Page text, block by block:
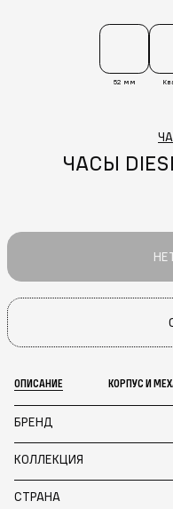
52 мм
ЧАСЫ
ОПИСАНИЕ КОРПУС И
БРЕНД
КОЛЛЕКЦИЯ
СТРАНА